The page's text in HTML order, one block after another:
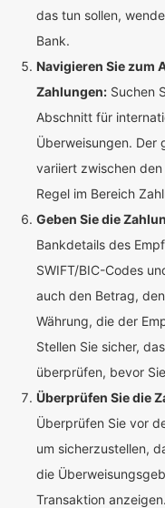
das tun sollen,
Bank.
Navigieren Sie zum
Zahlungen: Suchen
Abschnitt für
Überweisungen. Der
variiert zwischen
Regel im Bereich
Geben Sie die
Bankdetails des
SWIFT/BIC-Codes
auch den Betrag,
Währung, die der
Stellen Sie sicher,
überprüfen, bevor
Überprüfen Sie die
Überprüfen Sie vor
um sicherzustellen,
die
Transaktion